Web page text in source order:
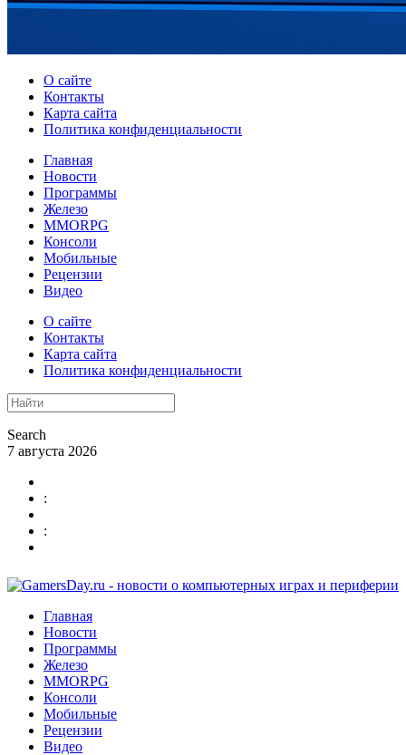
О сайте
Контакты
Карта сайта
Политика конфиденциальности
Главная
Новости
Программы
Железо
MMORPG
Консоли
Мобильные
Рецензии
Видео
О сайте
Контакты
Карта сайта
Политика конфиденциальности
Search
7 августа 2026
:
:
Главная
Новости
Программы
Железо
MMORPG
Консоли
Мобильные
Рецензии
Видео